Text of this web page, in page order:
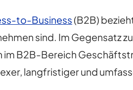
to-Business (B2B)
sind. Im Gegensatz
im B2B-Bereich
langfristiger und